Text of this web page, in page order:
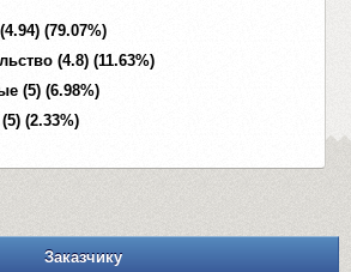
(79.07%)
(4.8) (11.63%)
(5) (6.98%)
(2.33%)
Заказчику